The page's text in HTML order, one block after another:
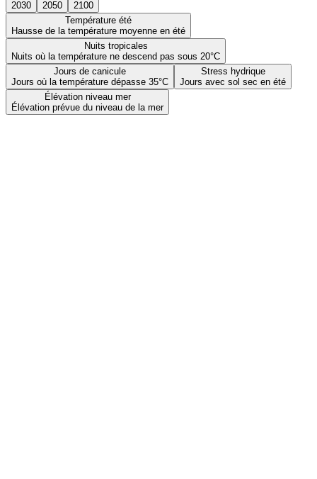
2030 2050
2100
Température été
Hausse de la température moyenne en été
Nuits tropicales
Nuits où la température ne descend pas sous 20°C
Jours de canicule
Jours où la température dépasse 35°C
Stress hydrique
Jours avec sol sec en été
Élévation niveau mer
Élévation prévue du niveau de la mer